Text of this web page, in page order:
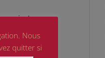
La
Il
Nous
quitter si